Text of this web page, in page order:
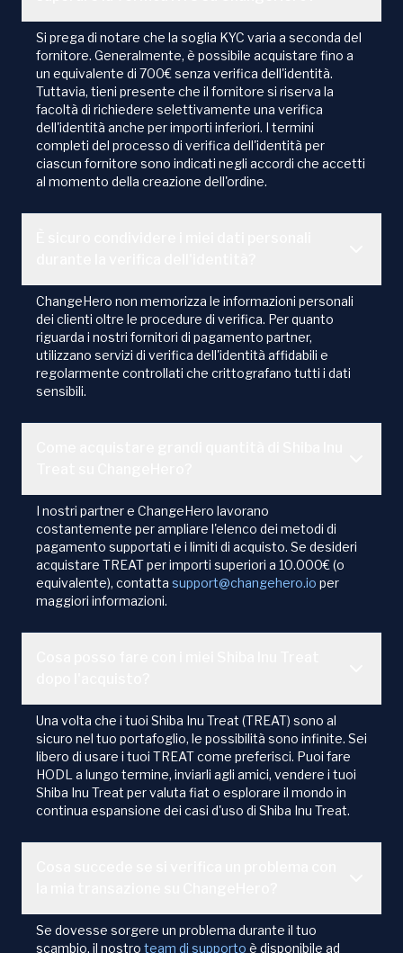
Si prega di notare che la soglia KYC varia a seconda del
fornitore. Generalmente, è possibile acquistare fino a
un equivalente di 700€ senza verifica dell'identità.
Tuttavia, tieni presente che il fornitore si riserva la
facoltà di richiedere selettivamente una verifica
dell'identità anche per importi inferiori. I termini
completi del processo di verifica dell'identità per
ciascun fornitore sono indicati negli accordi che accetti
al momento della creazione dell'ordine.
ChangeHero non memorizza le informazioni personali
dei clienti oltre le procedure di verifica. Per quanto
riguarda i nostri fornitori di pagamento partner,
utilizzano servizi di verifica dell'identità affidabili e
regolarmente controllati che crittografano tutti i dati
sensibili.
I nostri partner e ChangeHero lavorano
costantemente per ampliare l'elenco dei metodi di
pagamento supportati e i limiti di acquisto. Se desideri
acquistare TREAT per importi superiori a 10.000€ (o
equivalente), contatta support@changehero.io per
maggiori informazioni.
Una volta che i tuoi Shiba Inu Treat (TREAT) sono al
sicuro nel tuo portafoglio, le possibilità sono infinite. Sei
libero di usare i tuoi TREAT come preferisci. Puoi fare
HODL a lungo termine, inviarli agli amici, vendere i tuoi
Shiba Inu Treat per valuta fiat o esplorare il mondo in
continua espansione dei casi d'uso di Shiba Inu Treat.
Se dovesse sorgere un problema durante il tuo
scambio, il nostro team di supporto è disponibile ad